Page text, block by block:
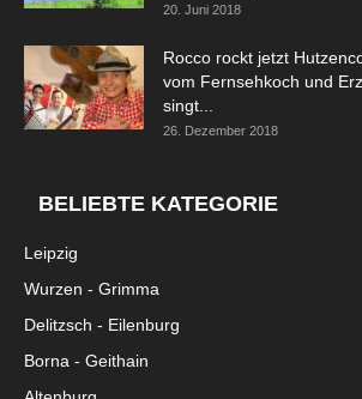
20. Juni 2018
Rocco rockt jetzt
vom Fernsehkoch und
singt...
26. Dezember 2018
BELIEBTE KATEGORIE
Leipzig
Wurzen - Grimma
Delitzsch - Eilenburg
Borna - Geithain